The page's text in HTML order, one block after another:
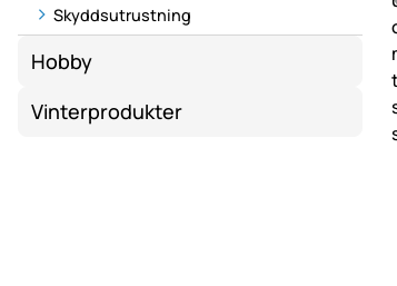
Skyddsutrustning
Hobby
Vinterprodukter